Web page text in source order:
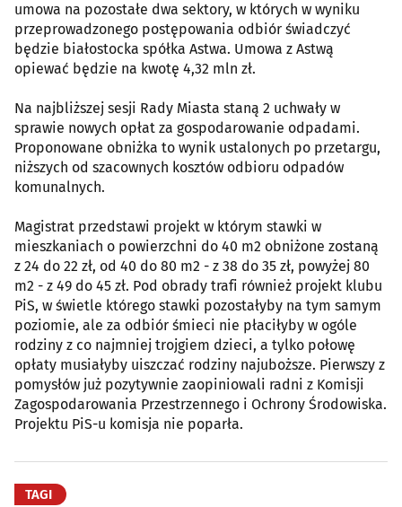
umowa na pozostałe dwa sektory, w których w wyniku
przeprowadzonego postępowania odbiór świadczyć
będzie białostocka spółka Astwa. Umowa z Astwą
opiewać będzie na kwotę 4,32 mln zł.
Na najbliższej sesji Rady Miasta staną 2 uchwały w
sprawie nowych opłat za gospodarowanie odpadami.
Proponowane obniżka to wynik ustalonych po przetargu,
niższych od szacownych kosztów odbioru odpadów
komunalnych.
Magistrat przedstawi projekt w którym stawki w
mieszkaniach o powierzchni do 40 m2 obniżone zostaną
z 24 do 22 zł, od 40 do 80 m2 - z 38 do 35 zł, powyżej 80
m2 - z 49 do 45 zł. Pod obrady trafi również projekt klubu
PiS, w świetle którego stawki pozostałyby na tym samym
poziomie, ale za odbiór śmieci nie płaciłyby w ogóle
rodziny z co najmniej trojgiem dzieci, a tylko połowę
opłaty musiałyby uiszczać rodziny najuboższe. Pierwszy z
pomysłów już pozytywnie zaopiniowali radni z Komisji
Zagospodarowania Przestrzennego i Ochrony Środowiska.
Projektu PiS-u komisja nie poparła.
TAGI